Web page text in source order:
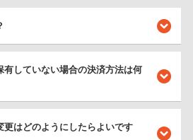
有していない場合の決済方法は何
更はどのようにしたらよいです